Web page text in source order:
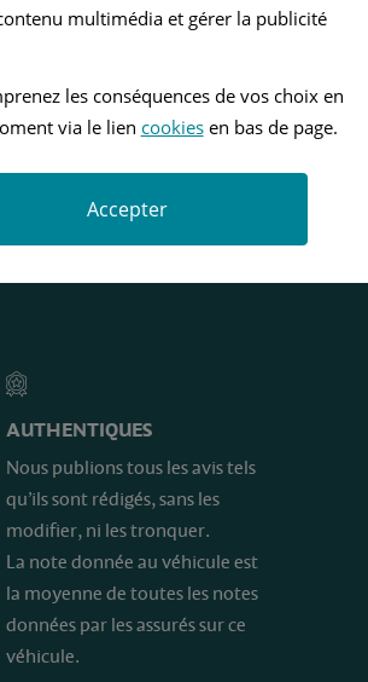
AUTHENTIQUES
Nous publions tous les avis tels
qu’ils sont rédigés, sans les
modifier, ni les tronquer.
La note donnée au véhicule est
la moyenne de toutes les notes
données par les assurés sur ce
véhicule.
multimédia et gérer la publicité
les conséquences de vos choix en
via le lien cookiesen bas de page.
Accepter